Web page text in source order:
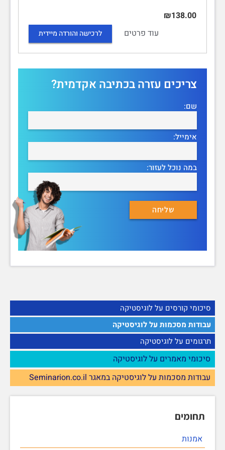
סיכומי קורסים על לוגיסטיקה
עבודות מסכמות על לוגיסטיקה
תרגומים על לוגיסטיקה
סיכומי מאמרים על לוגיסטיקה
עבודות מסכמות על לוגיסטיקה במאגר Seminarion.co.il
תחומים
אמנות
₪138.00
עוד פרטים
לרכישה והורדה מיידית
צריכים עזרה בכתיבה אקדמית?
שם:
אימייל:
במה נוכל לעזור: